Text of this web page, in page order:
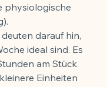
physiologische
darauf hin,
ideal sind. Es
am Stück
Einheiten